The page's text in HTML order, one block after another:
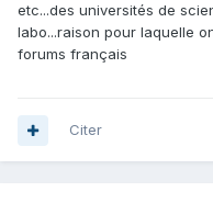
etc...des universités de
labo...raison pour laquelle
forums français
Citer